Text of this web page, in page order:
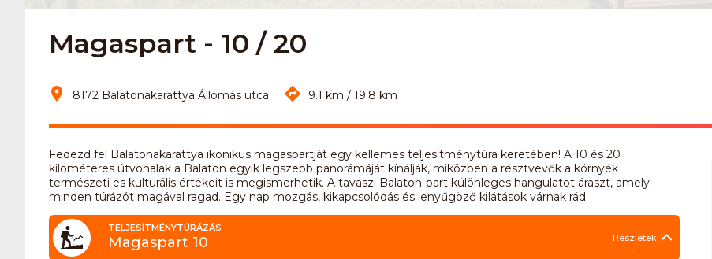
Magaspart - 10 / 20
8172 Balatonakarattya Állomás utca 9.1 km / 19.8 km
Fedezd fel Balatonakarattya ikonikus magaspartját egy kellemes teljesítménytúra keretében! A 10 és 20
kilométeres útvonalak a Balaton egyik legszebb panorámáját kínálják, miközben a résztvevők a környék
természeti és kulturális értékeit is megismerhetik. A tavaszi Balaton-part különleges hangulatot áraszt, amely
minden túrázót magával ragad. Egy nap mozgás, kikapcsolódás és lenyűgöző kilátások várnak rád.
TELJESÍTMÉNYTÚRÁZÁS
Magaspart 10 Részletek